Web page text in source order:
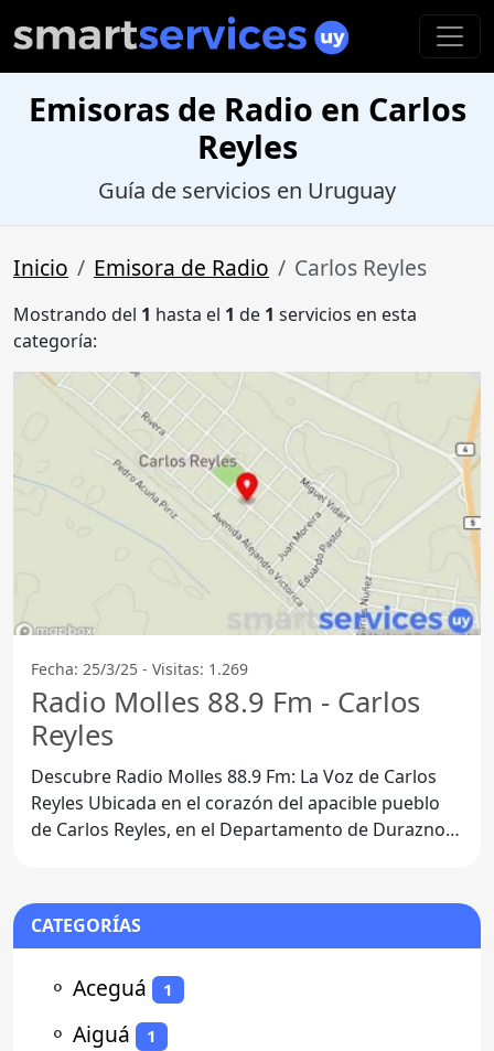
Emisoras de Radio en Carlos
Reyles
Guía de servicios en Uruguay
Inicio Emisora de Radio Carlos Reyles
Mostrando del 1 hasta el 1 de 1 servicios en esta
categoría:
Fecha: 25/3/25 - Visitas: 1.269
Radio Molles 88.9 Fm - Carlos
Reyles
Descubre Radio Molles 88.9 Fm: La Voz de Carlos
Reyles Ubicada en el corazón del apacible pueblo
de Carlos Reyles, en el Departamento de Durazno,
CATEGORÍAS
⚬ Aceguá 1
⚬ Aiguá 1